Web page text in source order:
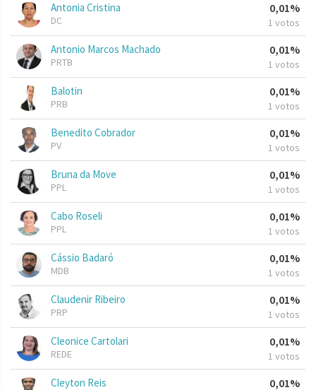
Antonia Cristina
DC
0,01%
1 votos
Antonio Marcos Machado
PRTB
0,01%
1 votos
Balotin
PRB
0,01%
1 votos
Benedito Cobrador
PV
0,01%
1 votos
Bruna da Move
PPL
0,01%
1 votos
Cabo Roseli
PPL
0,01%
1 votos
Cássio Badaró
MDB
0,01%
1 votos
Claudenir Ribeiro
PRP
0,01%
1 votos
Cleonice Cartolari
REDE
0,01%
1 votos
Cleyton Reis 0,01%